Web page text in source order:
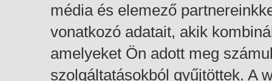
média és elemező
vonatkozó adatait, akik
amelyeket Ön adott meg
szolgáltatásokból gyűjtöttek. A